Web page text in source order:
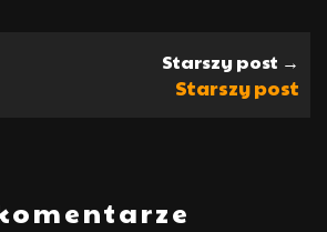
Starszy post →
Starszy post